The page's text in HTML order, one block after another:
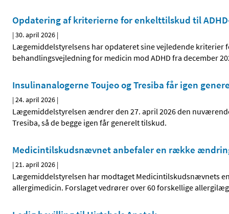
Opdatering af kriterierne for enkelttilskud til
|30. april 2026 |
Lægemiddelstyrelsens har opdateret sine vejledende
behandlingsvejledning for medicin mod ADHD fra december
Insulinanalogerne Toujeo og Tresiba får igen
|24. april 2026 |
Lægemiddelstyrelsen ændrer den 27. april 2026 den
Tresiba, så de begge igen får generelt tilskud.
Medicintilskudsnævnet anbefaler en række
|21. april 2026 |
Lægemiddelstyrelsen har modtaget Medicintilskudsnævnets
allergimedicin. Forslaget vedrører over 60 forskellige